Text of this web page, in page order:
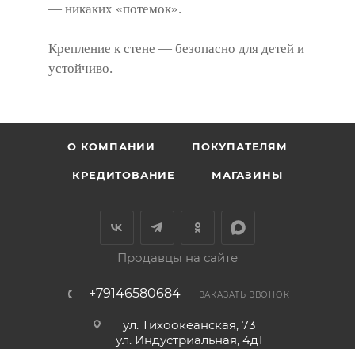
— никаких «потемок».
Крепление к стене — безопасно для детей и
устойчиво.
О КОМПАНИИ ПОКУПАТЕЛЯМ
КРЕДИТОВАНИЕ МАГАЗИНЫ
Продавцы на сайте
+79146580684 ЗАКАЗАТЬ ЗВОНОК
ул. Тихоокеанская, 73
ул. Индустриальная, 4д1